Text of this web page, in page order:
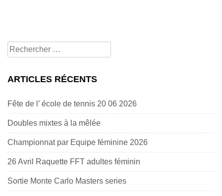
Rechercher
pour:
ARTICLES RÉCENTS
Fête de l’ école de tennis 20 06 2026
Doubles mixtes à la mêlée
Championnat par Equipe féminine 2026
26 Avril Raquette FFT adultes féminin
Sortie Monte Carlo Masters series